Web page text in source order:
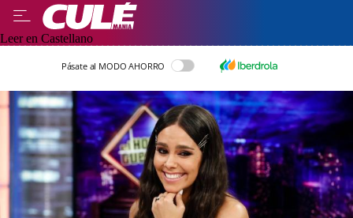
Leer en Castellano
Pásate al MODO AHORRO